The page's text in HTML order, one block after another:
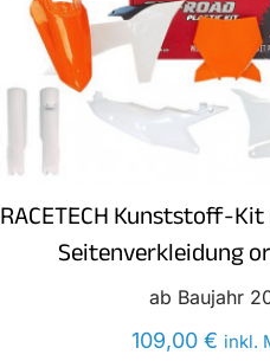
RACETECH Kunststoff-
Seitenverkleidung
ab Baujahr
109,00 € inkl.